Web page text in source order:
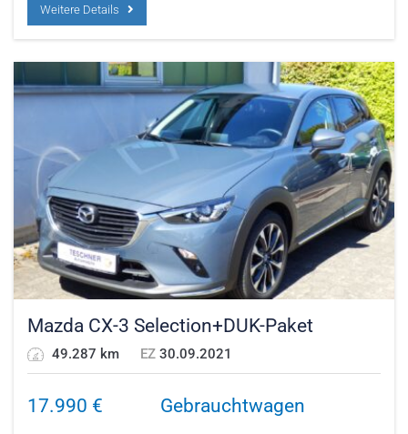
Weitere Details
Mazda CX-3 Selection+DUK-Paket
49.287 km EZ 30.09.2021
17.990 € Gebrauchtwagen